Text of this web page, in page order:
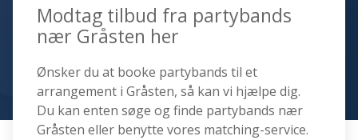
Modtag tilbud fra partybands
nær Gråsten her
Ønsker du at booke partybands til et
arrangement i Gråsten, så kan vi hjælpe dig.
Du kan enten søge og finde partybands nær
Gråsten eller benytte vores matching-service.